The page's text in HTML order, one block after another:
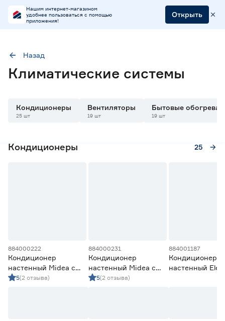
Нашим интернет-магазином
удобнее пользоваться с помощью
приложения!
Открыть
Назад
Климатические системы
Кондиционеры
25 шт
Вентиляторы
19 шт
Бытовые
19 шт
Кондиционеры 25
884000222
Кондиционер
настенный Midea с
Wi‑Fi 7 kBTU
5(2 отзыва)
884000231
Кондиционер
настенный Midea с
Wi‑Fi 9 kBTU
5(2 отзыва)
884001187
Кондиционер
настенный